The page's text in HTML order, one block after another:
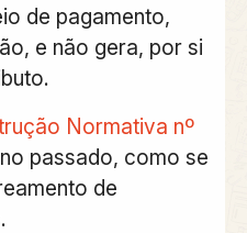
de pagamento,
e não gera, por si
Normativa nº
passado, como se
de